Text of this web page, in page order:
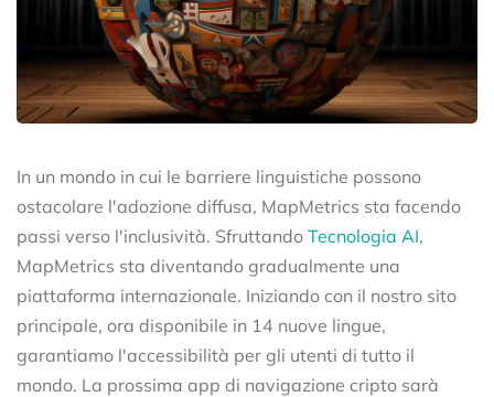
In un mondo in cui le barriere linguistiche possono
ostacolare l'adozione diffusa, MapMetrics sta facendo
passi verso l'inclusività. Sfruttando Tecnologia AI,
MapMetrics sta diventando gradualmente una
piattaforma internazionale. Iniziando con il nostro sito
principale, ora disponibile in 14 nuove lingue,
garantiamo l'accessibilità per gli utenti di tutto il
mondo. La prossima app di navigazione cripto sarà